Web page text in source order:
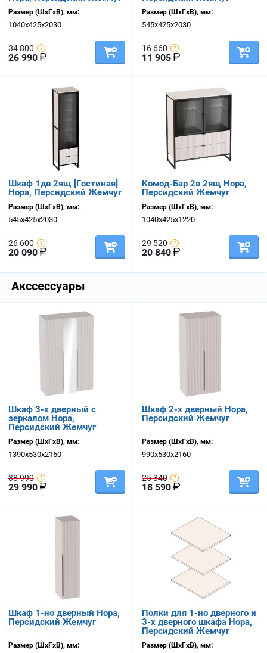
Размер (ШхГхВ), мм:
1040х425х2030
34 800
26 990
Размер (ШхГхВ), мм:
545х425х2030
16 660
11 905
Шкаф 1дв 2ящ [Гостиная]
Нора, Персидский Жемчуг
Размер (ШхГхВ), мм:
545х425х2030
26 600
20 090
Комод-Бар 2в 2ящ Нора,
Персидский Жемчуг
Размер (ШхГхВ), мм:
1040х425х1220
29 520
20 840
Акссессуары
Шкаф 3-х дверный с
зеркалом Нора,
Персидский Жемчуг
Размер (ШхГхВ), мм:
1390х530х2160
38 990
29 990
Шкаф 2-х дверный Нора,
Персидский Жемчуг
Размер (ШхГхВ), мм:
990х530х2160
25 340
18 590
Шкаф 1-но дверный Нора,
Персидский Жемчуг
Размер (ШхГхВ), мм:
Полки для 1-но дверного и
3-х дверного шкафа Нора,
Персидский Жемчуг
Размер (ШхГхВ), мм: